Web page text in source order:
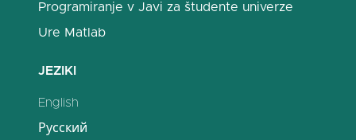
Programiranje v Javi za študente univerze
Ure Matlab
JEZIKI
English
Русский